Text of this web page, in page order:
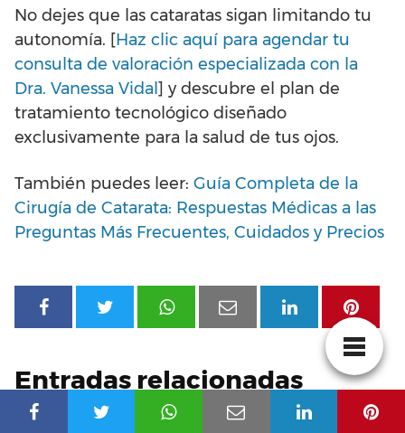
No dejes que las cataratas sigan limitando tu
autonomía. [Haz clic aquí para agendar tu
consulta de valoración especializada con la
Dra. Vanessa Vidal ] y descubre el plan de
tratamiento tecnológico diseñado
exclusivamente para la salud de tus ojos.
También puedes leer: Guía Completa de la
Cirugía de Catarata: Respuestas Médicas a las
Preguntas Más Frecuentes, Cuidados y Precios
Entradas relacionadas